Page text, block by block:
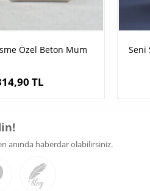
Özel Beton Mum
TL
Seni
anında haberdar olabilirsiniz.